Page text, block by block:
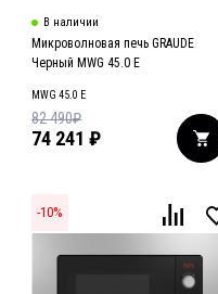
В наличии
Микроволновая печь GRAUDE
Черный MWG 45.0 E
MWG 45.0 E
74 241 ₽
82 490₽
-10%